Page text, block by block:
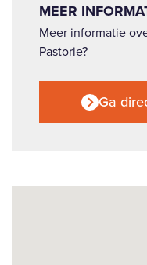
MEER
Meer informatie
Pastorie?
Ga